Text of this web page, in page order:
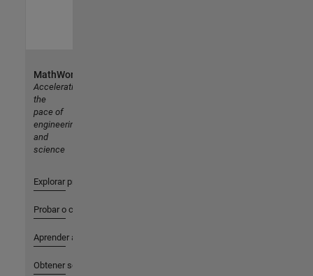
MathWorks
Accelerating
the
pace of
engineering
and
science
Explorar productos
Probar o comprar
Aprender a utilizar
Obtener soporte